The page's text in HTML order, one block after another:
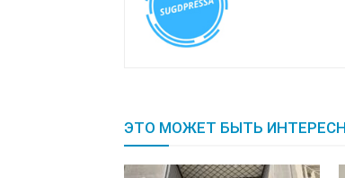
ЭТО МОЖЕТ БЫТЬ